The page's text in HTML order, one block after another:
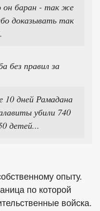
он баран - так же
доказывать так
без правил за
10 дней Рамадана
убили 740
детей...
опыту.
по которой
войска.